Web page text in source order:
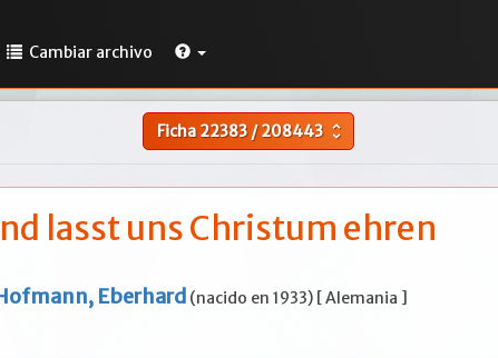
Cambiar archivo
Ficha22383/208443 unfold_more
lasst uns Christum ehren
Eberhard (nacido en 1933) [ Alemania ]